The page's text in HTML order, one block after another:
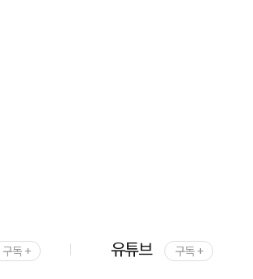
구독 + 유튜브 구독 +